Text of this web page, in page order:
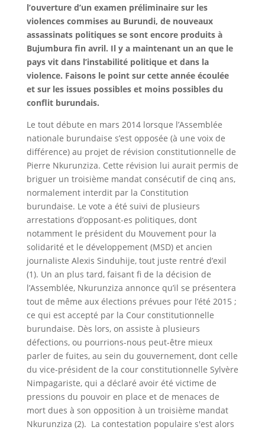
l’ouverture d’un examen préliminaire sur les
violences commises au Burundi, de nouveaux
assassinats politiques se sont encore produits à
Bujumbura fin avril. Il y a maintenant un an que le
pays vit dans l’instabilité politique et dans la
violence. Faisons le point sur cette année écoulée
et sur les issues possibles et moins possibles du
conflit burundais.
Le tout débute en mars 2014 lorsque l’Assemblée
nationale burundaise s’est opposée (à une voix de
différence) au projet de révision constitutionnelle de
Pierre Nkurunziza. Cette révision lui aurait permis de
briguer un troisième mandat consécutif de cinq ans,
normalement interdit par la Constitution
burundaise. Le vote a été suivi de plusieurs
arrestations d’opposant-es politiques, dont
notamment le président du Mouvement pour la
solidarité et le développement (MSD) et ancien
journaliste Alexis Sinduhije, tout juste rentré d’exil
(1). Un an plus tard, faisant fi de la décision de
l’Assemblée, Nkurunziza annonce qu’il se présentera
tout de même aux élections prévues pour l’été 2015 ;
ce qui est accepté par la Cour constitutionnelle
burundaise. Dès lors, on assiste à plusieurs
défections, ou pourrions-nous peut-être mieux
parler de fuites, au sein du gouvernement, dont celle
du vice-président de la cour constitutionnelle Sylvère
Nimpagariste, qui a déclaré avoir été victime de
pressions du pouvoir en place et de menaces de
mort dues à son opposition à un troisième mandat
Nkurunziza (2). La contestation populaire s'est alors